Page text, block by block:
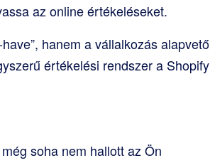
az online értékeléseket.
hanem a vállalkozás alapvető
értékelési rendszer a Shopify
soha nem hallott az Ön